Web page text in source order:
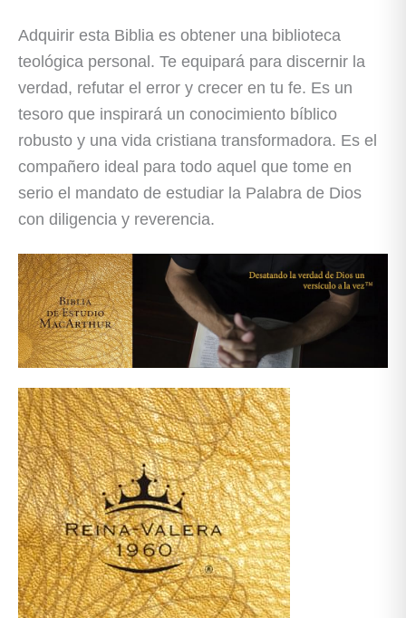
Adquirir esta Biblia es obtener una biblioteca
teológica personal. Te equipará para discernir la
verdad, refutar el error y crecer en tu fe. Es un
tesoro que inspirará un conocimiento bíblico
robusto y una vida cristiana transformadora. Es el
compañero ideal para todo aquel que tome en
serio el mandato de estudiar la Palabra de Dios
con diligencia y reverencia.